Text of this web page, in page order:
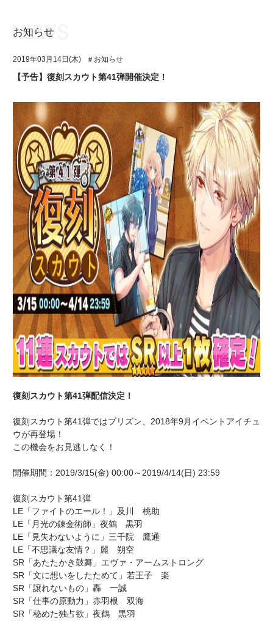
アプリゲーム
イベント・キャンペーン
ミュージック
グッズ・本
ギャラリー
ユニット&キャラクター
アプリゲーム
イベント・キャンペーン
ミュージック
グッズ・本
ギャラリー
お知らせ
2019年03月14日(木) ＃お知らせ
【予告】復刻スカウト第41弾開催決定！
復刻スカウト第41弾配信決定！
復刻スカウト第41弾ではプリズン、2018年9月イベントアイチュ
ウが再登場！
この機会をお見逃しなく！
開催期間：2019/3/15(金) 00:00～2019/4/14(日) 23:59
復刻スカウト第41弾
LE「ファイトのエール！」及川 桃助
LE「月光の錬金術師」夜鶴 黒羽
LE「見失わないように」三千院 鷹通
LE「不思議な友情？」麗 朔空
SR「あたたかき鼓舞」エヴァ・アームストロング
SR「文に想いをしたためて」若王子 楽
SR「譲れないもの」轟 一誠
SR「仕事の原動力」赤羽根 双海
SR「秘めた独占欲」夜鶴 黒羽